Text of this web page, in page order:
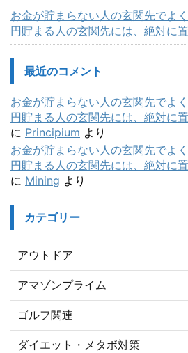
お金が貯まらない人の玄関先でよ
円貯まる人の玄関先には、絶対に
最近のコメント
お金が貯まらない人の玄関先でよ
円貯まる人の玄関先には、絶対に
に Principium より
お金が貯まらない人の玄関先でよ
円貯まる人の玄関先には、絶対に
に Mining より
カテゴリー
アウトドア
アマゾンプライム
ゴルフ関連
ダイエット・メタボ対策